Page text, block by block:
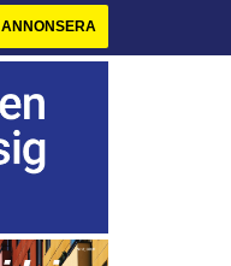
ANNONSERA